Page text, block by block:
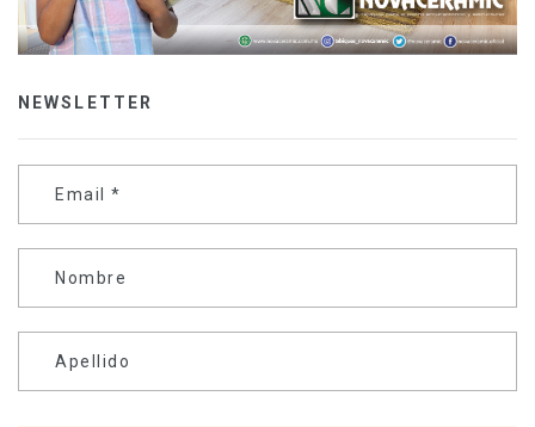
NEWSLETTER
Email *
Nombre
Apellido